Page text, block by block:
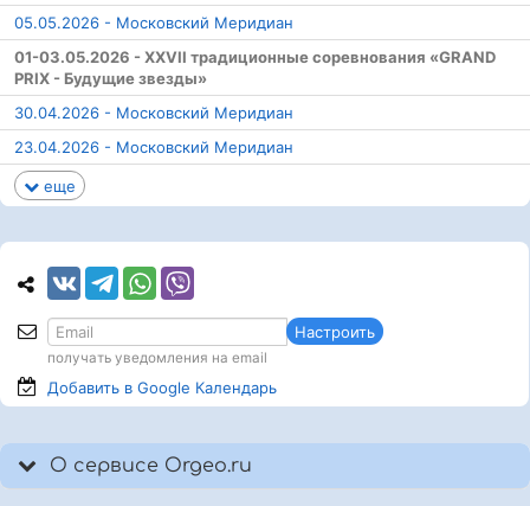
05.05.2026 - Московский Меридиан
01-03.05.2026 - ХХVII традиционные соревнования «GRAND
PRIX - Будущие звезды»
30.04.2026 - Московский Меридиан
23.04.2026 - Московский Меридиан
еще
Настроить
получать уведомления на email
Добавить в Google Календарь
О сервисе Orgeo.ru